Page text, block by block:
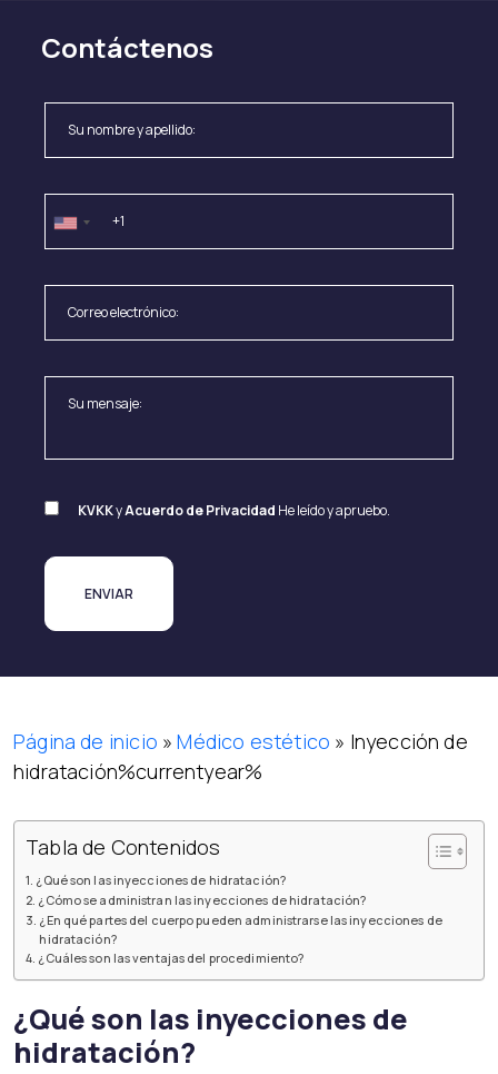
Contáctenos
KVKKyAcuerdo de Privacidad He leído y apruebo.
Página de inicio »Médico estético » Inyección de
hidratación%currentyear%
Tabla de Contenidos
¿Qué son las inyecciones de hidratación?
¿Cómo se administran las inyecciones de hidratación?
¿En qué partes del cuerpo pueden administrarse las inyecciones de
hidratación?
¿Cuáles son las ventajas del procedimiento?
¿Qué son las inyecciones de
hidratación?